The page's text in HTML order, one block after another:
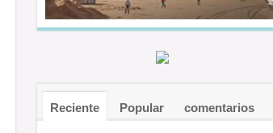
Reciente Popular comentarios